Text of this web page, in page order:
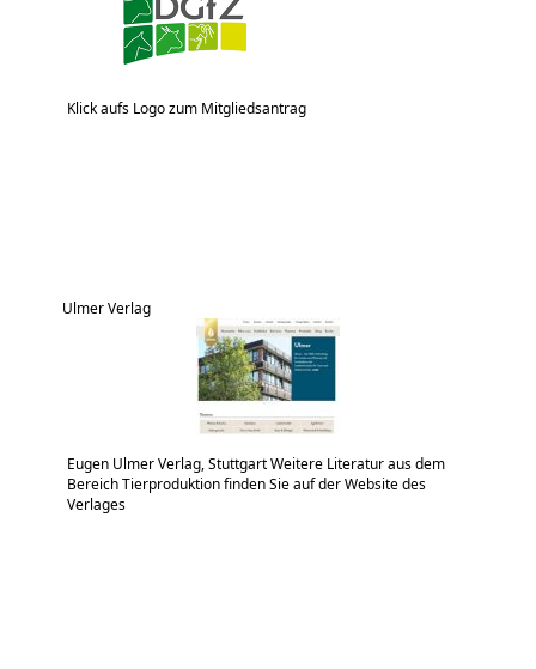
Klick aufs Logo zum Mitgliedsantrag
Ulmer Verlag
Eugen Ulmer Verlag, Stuttgart Weitere Literatur aus dem
Bereich Tierproduktion finden Sie auf der Website des
Verlages